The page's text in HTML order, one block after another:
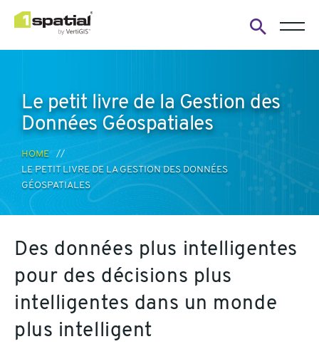
form
Le petit livre de la Gestion des
Données Géospatiales
HOME
LE PETIT LIVRE DE LA GESTION DES DONNÉES
GÉOSPATIALES
Des données plus intelligentes
pour des décisions plus
intelligentes dans un monde
plus intelligent